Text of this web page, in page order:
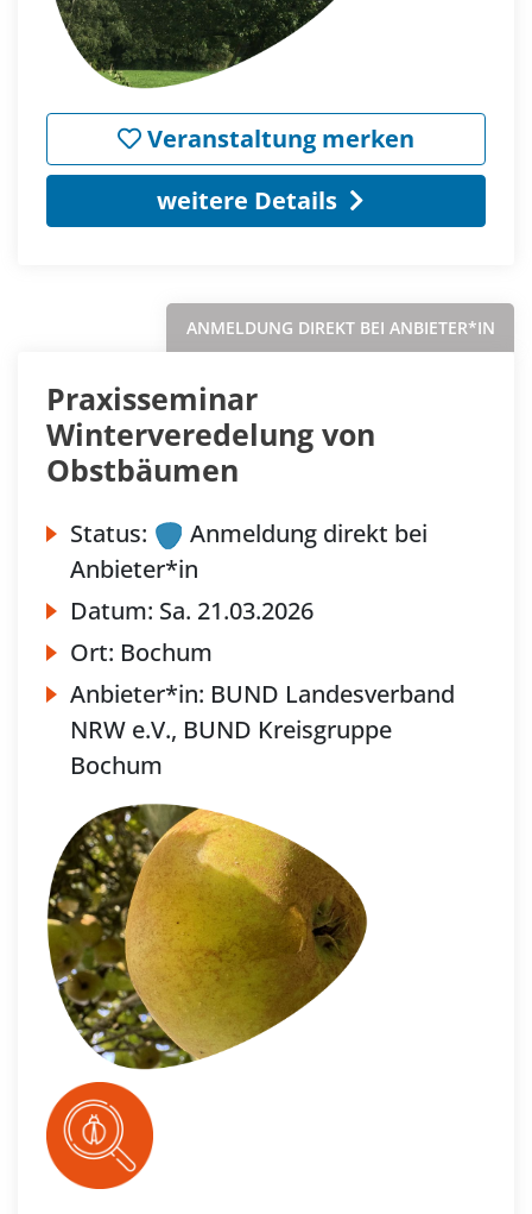
Veranstaltung merken
weitere Details
ANMELDUNG DIREKT BEI ANBIETER*IN
Praxisseminar
Winterveredelung von
Obstbäumen
Status:
Anmeldung direkt bei
Anbieter*in
Datum: Sa. 21.03.2026
Ort: Bochum
Anbieter*in: BUND Landesverband
NRW e.V., BUND Kreisgruppe
Bochum